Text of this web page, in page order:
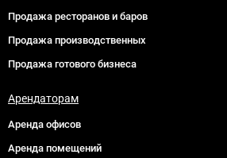
Продажа ресторанов и баров
Продажа производственных
Продажа готового бизнеса
Арендаторам
Аренда офисов
Аренда помещений